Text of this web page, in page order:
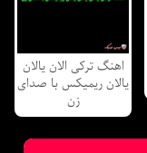
اهنگ ترکی الان یالان
یالان ریمیکس با صدای
زن